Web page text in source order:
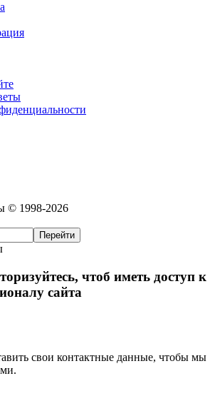
© 1998-2026
чтоб иметь доступ к
сайта
свои контактные данные, чтобы мы